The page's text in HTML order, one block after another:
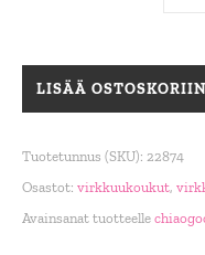
Chiaogoo virkkuukoukku
LISÄÄ OSTOSKORIIN
Tuotetunnus (SKU): 22874
Osastot: virkkuukoukut,
Avainsanat tuotteelle